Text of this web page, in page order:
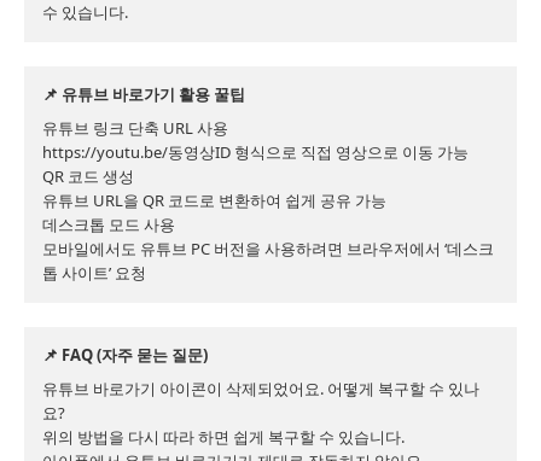
📌 유튜브 바로가기 활용 꿀팁
유튜브 링크 단축 URL 사용
https://youtu.be/동영상ID 형식으로 직접 영상으로 이동 가능
QR 코드 생성
유튜브 URL을 QR 코드로 변환하여 쉽게 공유 가능
데스크톱 모드 사용
모바일에서도 유튜브 PC 버전을 사용하려면 브라우저에서 ‘데스크
톱 사이트’ 요청
📌 FAQ (자주 묻는 질문)
유튜브 바로가기 아이콘이 삭제되었어요. 어떻게 복구할 수 있나
요?
위의 방법을 다시 따라 하면 쉽게 복구할 수 있습니다.